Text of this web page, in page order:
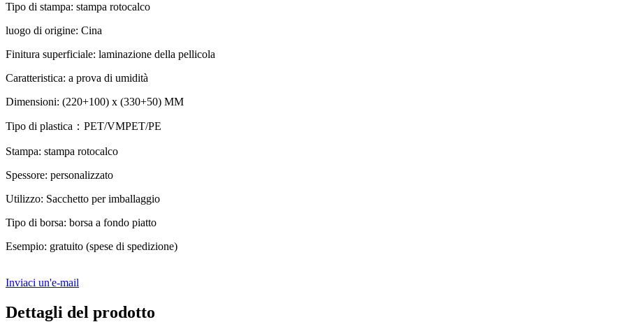
Tipo di stampa: stampa rotocalco
luogo di origine: Cina
Finitura superficiale: laminazione della pellicola
Caratteristica: a prova di umidità
Dimensioni: (220+100) x (330+50) MM
Tipo di plastica ：PET/VMPET/PE
Stampa: stampa rotocalco
Spessore: personalizzato
Utilizzo: Sacchetto per imballaggio
Tipo di borsa: borsa a fondo piatto
Esempio: gratuito (spese di spedizione)
Inviaci un'e-mail
Dettagli del prodotto